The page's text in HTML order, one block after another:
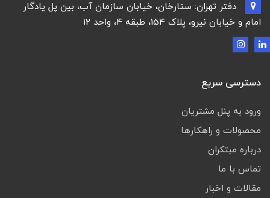
دفتر تهران: ستارخان، خیابان سازمان آب، بین پل یادگار
امام و خیابان نیرو، پلاک 154، طبقه 4، واحد 12
دسترسی سریع
ورود به پنل مشتریان
محصولات و راهکارها
درباره مبتکران
تماس با ما
مقالات و اخبار